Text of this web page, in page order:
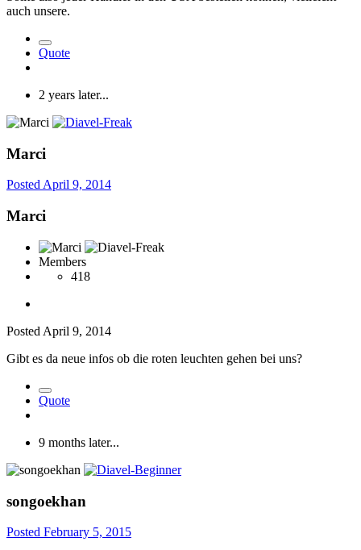
auch unsere.
Quote
2 years later...
Marci
PostedApril 9, 2014
Marci
Members
418
Posted April 9, 2014
Gibt es da neue infos ob die roten leuchten gehen bei uns?
Quote
9 months later...
songoekhan
Posted February 5, 2015